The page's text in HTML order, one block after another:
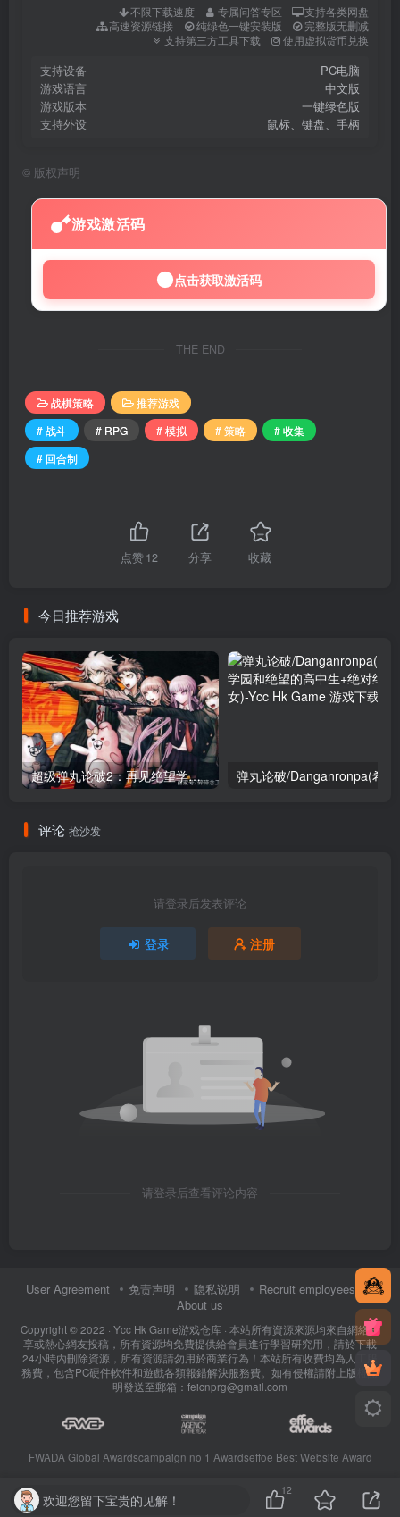
不限下载速度 专属问答专区
支持各类网盘
高速资源链接
纯绿色一键安装版
完整版无删减
支持第三方工具下载
使用虚拟货币兑换
支持设备
PC电脑
游戏语言
中文版
游戏版本
一键绿色版
支持外设
鼠标、键盘、手柄
© 版权声明
游戏激活码
点击获取激活码
THE END
战棋策略
推荐游戏
# 战斗
# RPG # 模拟 # 策略
# 收集
# 回合制
点赞12 分享 收藏
今日推荐游戏
超级弹丸论破2：再见绝望学园/Super Dangan Ronpa 2 : Sayonara Zetsubou Gakuen
评论 抢沙发
请登录后发表评论
登录 注册
请登录后查看评论内容
User Agreement 免责声明 隐私说明
Recruit employees
About us
Copyright © 2022 · Ycc Hk Game游戏仓库 · 本站所有資源來源均來自網絡分
享或熱心網友投稿，所有資源均免費提供給會員進行學習研究用，請於下載
24小時內刪除資源，所有資源請勿用於商業行為！本站所有收費均為人工服
務費，包含PC硬件軟件和遊戲各類報錯解決服務費。如有侵權請附上版權證
明發送至郵箱：feicnprg@gmail.com
FWADA Global Awardscampaign no 1 Awardseffoe Best Website Award
欢迎您留下宝贵的见解！
12